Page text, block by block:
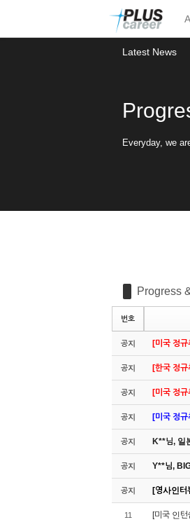
뉴
토
Latest News
Everyday, we
Progress
번호
공지 [미국 정
공지 [한국 정
공지 [미국 정
공지 [미국 정
공지 K**님, 일
공지 Y**님,
공지 [영사인터
11 [미국 인